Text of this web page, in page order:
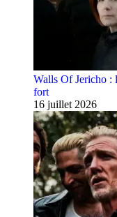
Walls Of Jericho :
fort
16 juillet 2026